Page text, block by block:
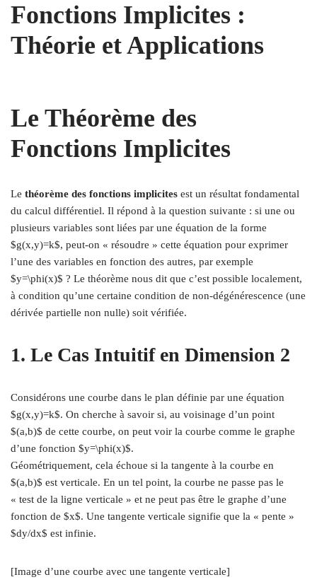
Fonctions Implicites :
Théorie et Applications
Le Théorème des
Fonctions Implicites
Le théorème des fonctions implicites est un résultat fondamental
du calcul différentiel. Il répond à la question suivante : si une ou
plusieurs variables sont liées par une équation de la forme
$g(x,y)=k$, peut-on « résoudre » cette équation pour exprimer
l’une des variables en fonction des autres, par exemple
$y=\phi(x)$ ? Le théorème nous dit que c’est possible localement,
à condition qu’une certaine condition de non-dégénérescence (une
dérivée partielle non nulle) soit vérifiée.
1. Le Cas Intuitif en Dimension 2
Considérons une courbe dans le plan définie par une équation
$g(x,y)=k$. On cherche à savoir si, au voisinage d’un point
$(a,b)$ de cette courbe, on peut voir la courbe comme le graphe
d’une fonction $y=\phi(x)$.
Géométriquement, cela échoue si la tangente à la courbe en
$(a,b)$ est verticale. En un tel point, la courbe ne passe pas le
« test de la ligne verticale » et ne peut pas être le graphe d’une
fonction de $x$. Une tangente verticale signifie que la « pente »
$dy/dx$ est infinie.
[Image d’une courbe avec une tangente verticale]